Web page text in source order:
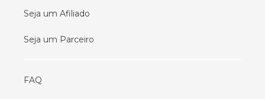
Seja um Afiliado
Seja um Parceiro
FAQ